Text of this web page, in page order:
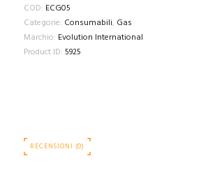
COD: ECG05
Categorie: Consumabili, Gas
Marchio: Evolution International
Product ID: 5925
RECENSIONI (0)